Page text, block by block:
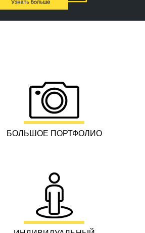
БОЛЬШОЕ ПОРТФОЛИО